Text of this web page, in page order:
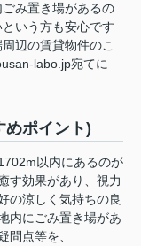
み置き場があるの
いう方も安心です
辺の賃貸物件のこ
labo.jp宛てに
めポイント)
以内にあるのが
す効果があり、視力
の涼しく気持ちの良
内にごみ置き場があ
問点等を、